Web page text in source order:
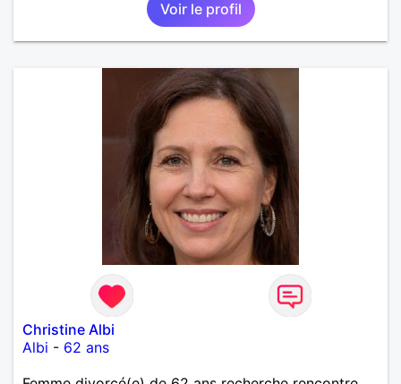
Voir le profil
Christine Albi
Albi - 62 ans